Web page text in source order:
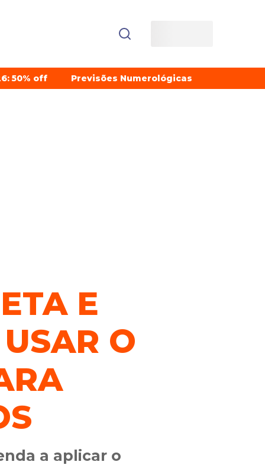
50% off Previsões Numerológicas
E
O
a aplicar o